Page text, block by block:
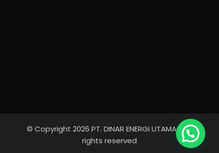
© Copyright 2026 PT. DINAR ENERGI UTAMA - All
rights reserved